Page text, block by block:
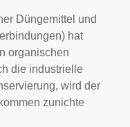
Düngemittel und
hat
organischen
die industrielle
wird der
zunichte